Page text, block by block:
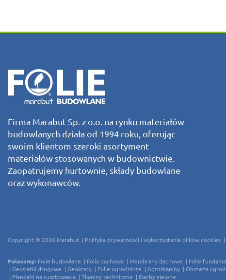
Firma Marabut Sp. z o.o. na rynku materiałów
budowlanych działa od 1994 roku, oferując
swoim klientom szeroki asortyment
materiałów stosowanych w budownictwie.
Zaopatrujemy hurtownie, składy budowlane
oraz wykonawców.
Copyright © 2026 Marabut Polityka prywatności i wykorzystania plików cookies
Polecamy: Folie budowlane Folia dachowa Membrany dachowe Folie
Geosiatki drogowe
Geokraty Folie ogrodnicze Agrotkaniny Obrzeża
Plandeki na rusztowania
Tkaniny techniczne Dachy zielone